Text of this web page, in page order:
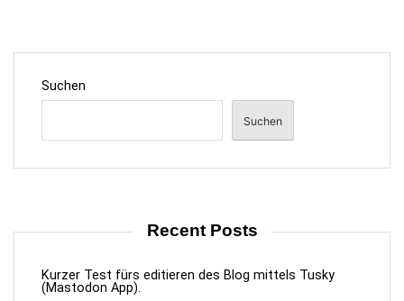
Suchen
Suchen
Recent Posts
Kurzer Test fürs editieren des Blog mittels Tusky
(Mastodon App).